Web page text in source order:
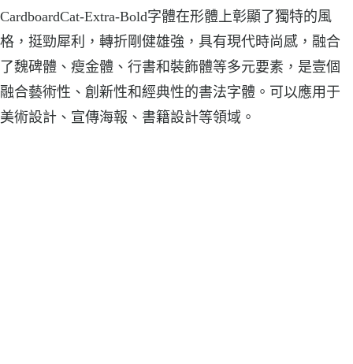
CardboardCat-Extra-Bold字體在形體上彰顯了獨特的風
格，挺勁犀利，轉折剛健雄強，具有現代時尚感，融合
了魏碑體、瘦金體、行書和裝飾體等多元要素，是壹個
融合藝術性、創新性和經典性的書法字體。可以應用于
美術設計、宣傳海報、書籍設計等領域。